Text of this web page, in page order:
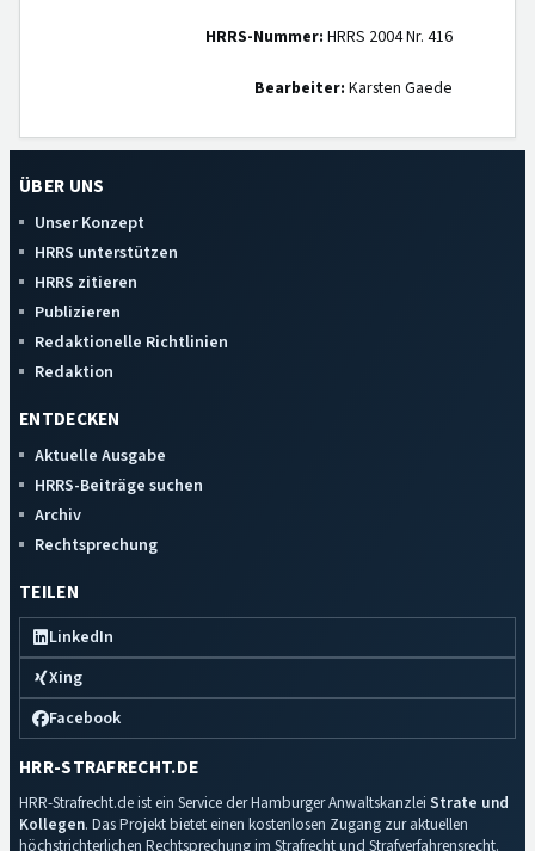
HRRS-Nummer: HRRS 2004 Nr. 416
Bearbeiter: Karsten Gaede
ÜBER UNS
Unser Konzept
HRRS unterstützen
HRRS zitieren
Publizieren
Redaktionelle Richtlinien
Redaktion
ENTDECKEN
Aktuelle Ausgabe
HRRS-Beiträge suchen
Archiv
Rechtsprechung
TEILEN
LinkedIn
Xing
Facebook
HRR-STRAFRECHT.DE
HRR-Strafrecht.de ist ein Service der Hamburger Anwaltskanzlei Strate und
Kollegen. Das Projekt bietet einen kostenlosen Zugang zur aktuellen
höchstrichterlichen Rechtsprechung im Strafrecht und Strafverfahrensrecht.